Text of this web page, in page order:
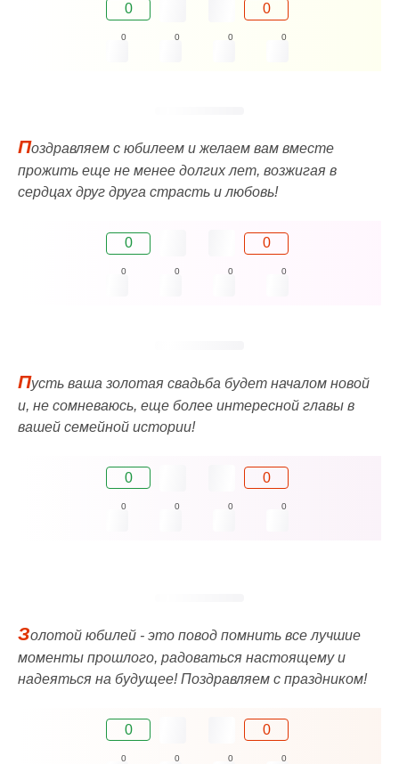
0 0
0 0 0 0
Поздравляем с юбилеем и желаем вам вместе
прожить еще не менее долгих лет, возжигая в
сердцах друг друга страсть и любовь!
0 0
0 0 0 0
Пусть ваша золотая свадьба будет началом новой
и, не сомневаюсь, еще более интересной главы в
вашей семейной истории!
0 0
0 0 0 0
Золотой юбилей - это повод помнить все лучшие
моменты прошлого, радоваться настоящему и
надеяться на будущее! Поздравляем с праздником!
0 0
0 0 0 0